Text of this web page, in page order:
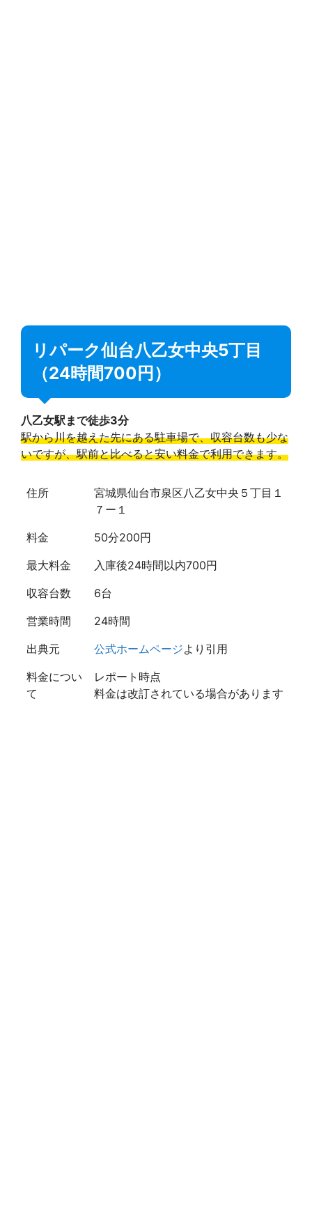
リパーク仙台八乙女中央5丁目
（24時間700円）
八乙女駅まで徒歩3分
駅から川を越えた先にある駐車場で、収容台数も少な
いですが、駅前と比べると安い料金で利用できます。
住所
宮城県仙台市泉区八乙女中央５丁目１
７ー１
料金
50分200円
最大料金
入庫後24時間以内700円
収容台数
6台
営業時間
24時間
出典元
公式ホームページより引用
料金につい
て
レポート時点
料金は改訂されている場合があります